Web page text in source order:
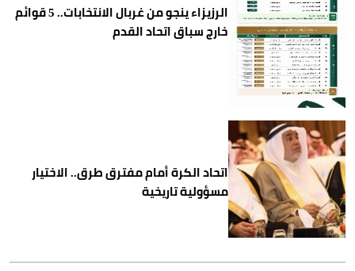
الرزيزاء ينجو من غربال الانتخابات.. 5 قوائم
خارج سباق اتحاد القدم
اتحاد الكرة أمام مفترق طرق.. الاختيار
مسؤولية تاريخية